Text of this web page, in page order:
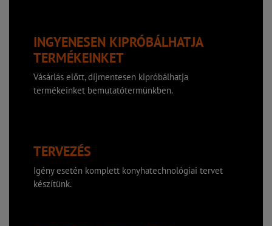
INGYENESEN KIPRÓBÁLHATJA
TERMÉKEINKET
Vásárlás előtt, díjmentesen kipróbálhatja
termékeinket bemutatótermünkben.
TERVEZÉS
Igény esetén komplett konyhatechnológiai tervet
készítünk.